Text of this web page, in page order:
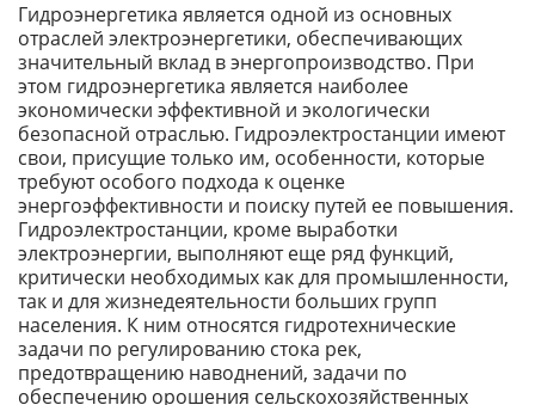
Гидроэнергетика является одной из основных
отраслей электроэнергетики, обеспечивающих
значительный вклад в энергопроизводство. При
этом гидроэнергетика является наиболее
экономически эффективной и экологически
безопасной отраслью. Гидроэлектростанции имеют
свои, присущие только им, особенности, которые
требуют особого подхода к оценке
энергоэффективности и поиску путей ее повышения.
Гидроэлектростанции, кроме выработки
электроэнергии, выполняют еще ряд функций,
критически необходимых как для промышленности,
так и для жизнедеятельности больших групп
населения. К ним относятся гидротехнические
задачи по регулированию стока рек,
предотвращению наводнений, задачи по
обеспечению орошения сельскохозяйственных